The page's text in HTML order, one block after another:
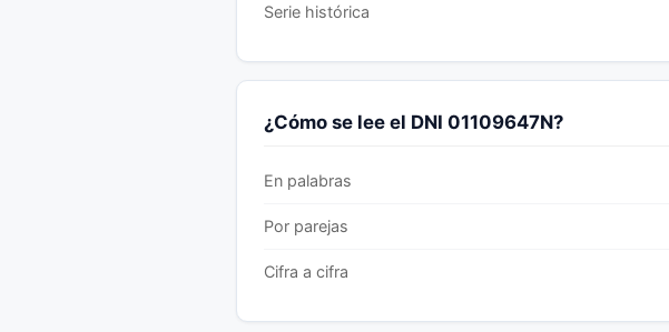
Serie histórica
¿Cómo se lee el DNI 01109647N?
En palabras
Por parejas
Cifra a cifra